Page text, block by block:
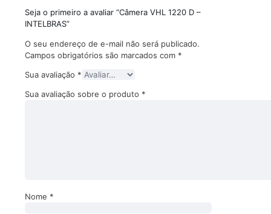
Seja o primeiro a avaliar “Câmera VHL 1220 D –
INTELBRAS”
O seu endereço de e-mail não será publicado.
Campos obrigatórios são marcados com *
Sua avaliação *
Sua avaliação sobre o produto *
Nome *